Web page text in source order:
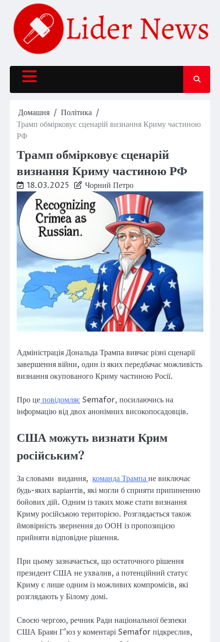
Перейти
вмісту
Домашня
Політика
Трамп обмірковує сценарій визнання Криму частиною
РФ
Трамп обмірковує сценарій
визнання Криму частиною РФ
18.03.2025 Чорний Петро
Адміністрація Дональда Трампа вивчає різні сценарії
завершення війни, один із яких передбачає можливість
визнання окупованого Криму частиною Росії.
Про цеповідомляє Semafor, посилаючись на
інформацію від двох анонімних високопосадовців.
США можуть визнати Крим
російським?
За словами видання, команда Трампане виключає
будь-яких варіантів, які могли б сприяти припиненню
бойових дій. Одним із таких може стати визнання
Криму російською територією. Розглядається також
ймовірність звернення до ООН із пропозицією
прийняти відповідне рішення.
При цьому зазначається, що остаточного рішення
президент США не ухвалив, а потенційний статус
Криму є лише одним із можливих компромісів, які
розглядають у Білому домі.
Своєю чергою, речник Ради національної безпеки
США Браян Г’юз у коментарі Semafor підкреслив,